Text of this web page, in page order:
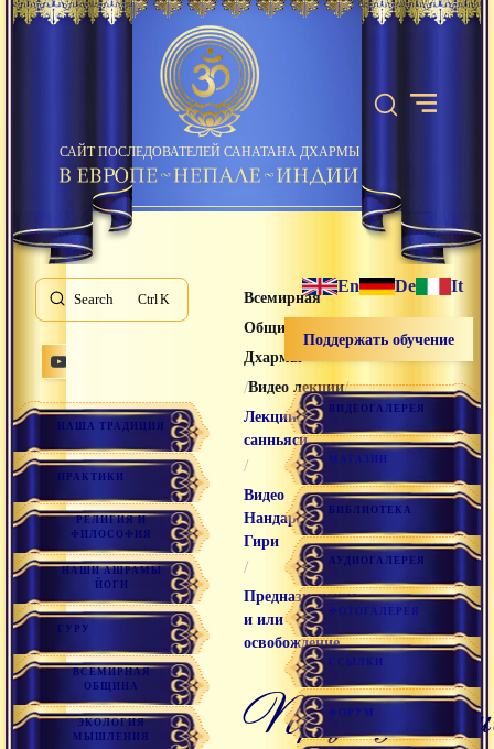
САЙТ ПОСЛЕДОВАТЕЛЕЙ САНАТАНА ДХАРМЫ
Search K
НАША ТРАДИЦИЯ
ПРАКТИКИ
РЕЛИГИЯ И
ФИЛОСОФИЯ
НАШИ АШРАМЫ
ЙОГИ
ГУРУ
ВСЕМИРНАЯ
ОБЩИНА
ЭКОЛОГИЯ
МЫШЛЕНИЯ
Всемирная
Община Санатана
Дхармы
/Видео лекции/
Лекции
санньяси
/
Видео
Нандарани
Гири
/
Предназначение
и или
освобождение
предназначение
En De It
Поддержать обучение
ВИДЕОГАЛЕРЕЯ
МАГАЗИН
БИБЛИОТЕКА
АУДИОГАЛЕРЕЯ
ФОТОГАЛЕРЕЯ
ССЫЛКИ
ФОРУМ